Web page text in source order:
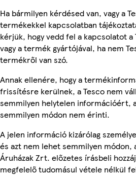
Ha bármilyen kérdésed van, vagy a
termékekkel kapcsolatban
kérjük, hogy vedd fel a kapcsolatot a
vagy a termék gyártójával, ha nem
termékről van szó.
Annak ellenére, hogy a
frissítésre kerülnek, a Tesco nem
semmilyen helytelen információért,
semmilyen módon nem érinti.
A jelen információ kizárólag
és azt nem lehet semmilyen módon,
Áruházak Zrt. előzetes írásbeli
megfelelő tudomásul vétele nélkül